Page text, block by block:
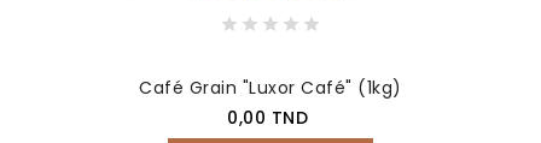
Café Grain "Luxor Café" (1kg)
Prix
0,00 TND